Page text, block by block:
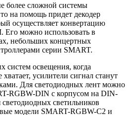
более сложной системы
на помощь придет декодер
осуществляет конвертацию
можно использовать в
небольших концертных
серии SMART.
систем освещения, когда
усилители сигнал станут
Для светодиодных лент можно
RGBW-DIN с корпусом на DIN-
светильников
модели SMART-RGBW-С2 и